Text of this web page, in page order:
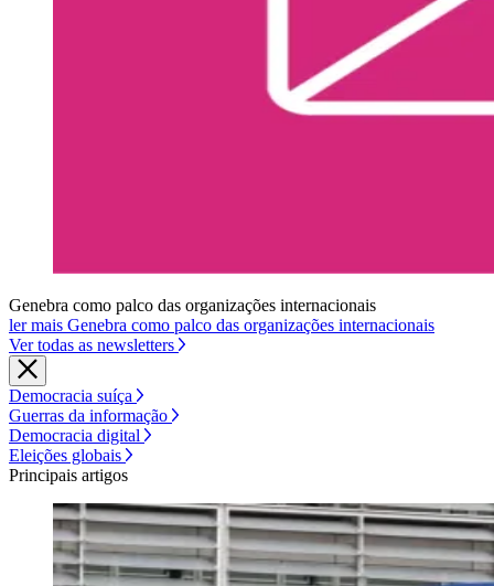
Genebra como palco das organizações internacionais
ler mais Genebra como palco das organizações internacionais
Ver todas as newsletters
Democracia suíça
Guerras da informação
Democracia digital
Eleições globais
Principais artigos